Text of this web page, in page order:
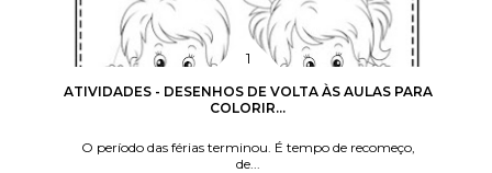
ATIVIDADES - DESENHOS DE VOLTA ÀS AULAS PARA
COLORIR...
O período das férias terminou. É tempo de recomeço,
de...